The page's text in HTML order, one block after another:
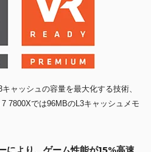
ャッシュの容量を最大化する技術、
7 7800Xでは96MBのL3キャッシュメモ